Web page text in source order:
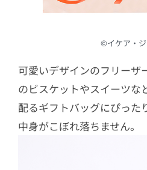
©︎イケア・
可愛いデザインのフリーザ
のビスケットやスイーツな
配るギフトバッグにぴった
中身がこぼれ落ちません。